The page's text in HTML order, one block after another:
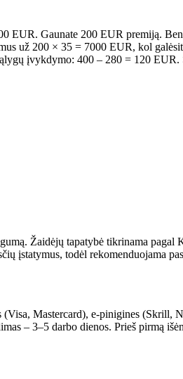
EUR. Gaunate 200 EUR premiją.
už 200 × 35 = 7000 EUR, kol
įvykdymo: 400 – 280 = 120 EUR.
Žaidėjų tapatybė tikrinama
įstatymus, todėl rekomenduojama
Mastercard), e-pinigines
– 3–5 darbo dienos. Prieš pirmą